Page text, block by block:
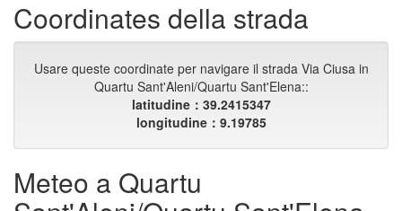
Coordinates della strada
Usare queste coordinate per navigare il strada Via Ciusa in
Quartu Sant'Aleni/Quartu Sant'Elena::
latitudine：39.2415347
longitudine：9.19785
Meteo a Quartu